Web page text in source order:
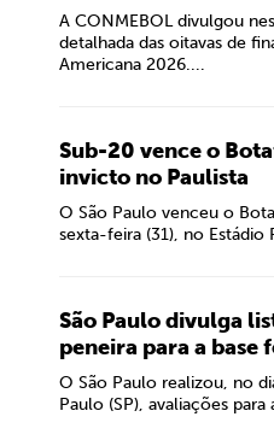
A CONMEBOL divulgou
detalhada das oitavas de
Americana 2026....
Sub-20 vence o
invicto no Paulista
O São Paulo venceu o
sexta-feira (31), no Estádio
São Paulo divulga
peneira para a base
O São Paulo realizou, no
Paulo (SP), avaliações para